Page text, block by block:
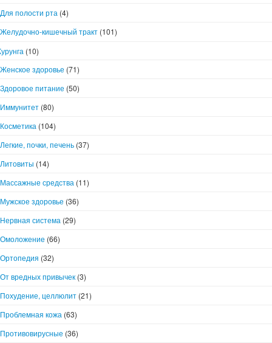
Для полости рта (4)
Желудочно-кишечный тракт (101)
(10)
Женское здоровье (71)
Здоровое питание (50)
Иммунитет (80)
Косметика (104)
Легкие, почки, печень (37)
Литовиты (14)
Массажные средства (11)
Мужское здоровье (36)
Нервная система (29)
Омоложение (66)
Ортопедия (32)
От вредных привычек (3)
Похудение, целлюлит (21)
Проблемная кожа (63)
Противовирусные (36)